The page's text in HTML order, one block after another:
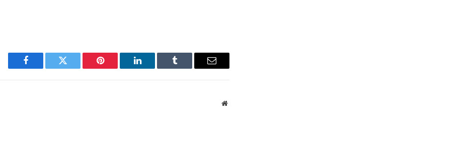
Facebook Twitter Pinterest LinkedIn Tumblr Email
Website